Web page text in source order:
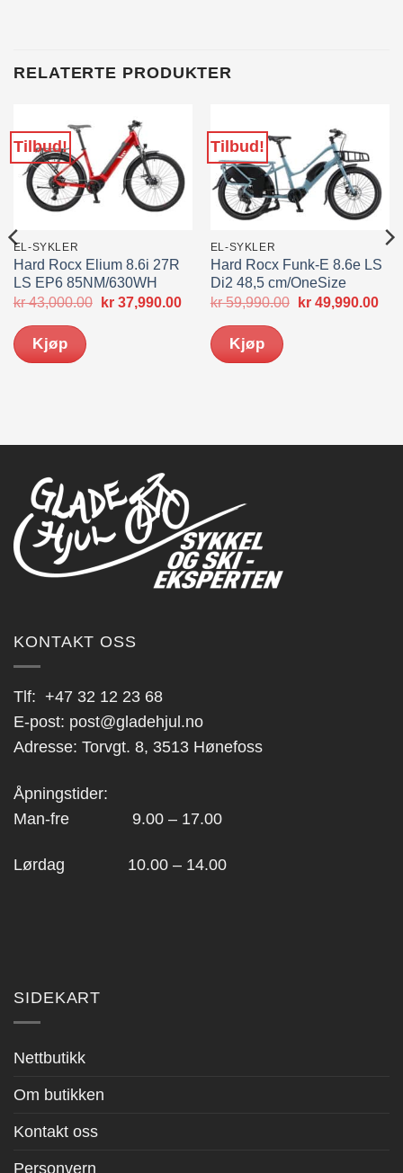
RELATERTE PRODUKTER
Tilbud!
EL-SYKLER
Hard Rocx Elium 8.6i 27R
LS EP6 85NM/630WH
kr43,000.00
Opprinnelig
kr37,990.00Nåværende
kr 37,990.00.
Kjøp
Alternativene
kan
velges
på
produktsiden
Tilbud!
EL-SYKLER
Hard Rocx Funk-E 8.6e LS
Di2 48,5 cm/OneSize
kr59,990.00
Opprinnelig
kr49,990.00
Kjøp
KONTAKT OSS
Tlf: +47 32 12 23 68
E-post: post@gladehjul.no
Adresse: Torvgt. 8, 3513 Hønefoss
Åpningstider:
Man-fre 9.00 – 17.00
Lørdag 10.00 – 14.00
SIDEKART
Nettbutikk
Om butikken
Kontakt oss
Personvern